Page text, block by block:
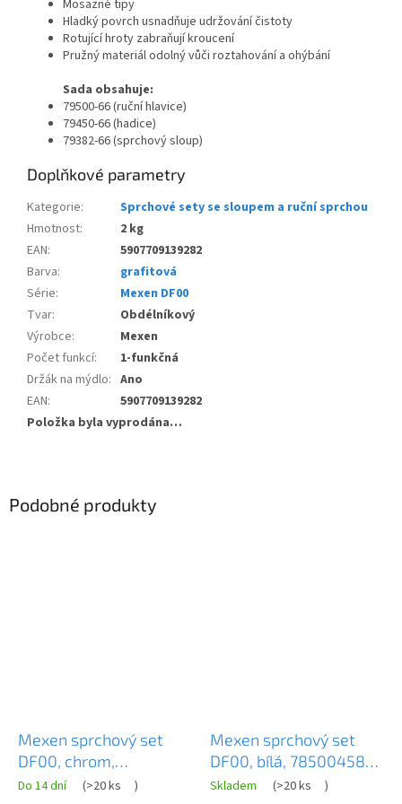
Mosazné tipy
Hladký povrch usnadňuje udržování čistoty
Rotující hroty zabraňují kroucení
Pružný materiál odolný vůči roztahování a ohýbání
Sada obsahuje:
79500-66 (ruční hlavice)
79450-66 (hadice)
79382-66 (sprchový sloup)
Doplňkové parametry
Kategorie:
Sprchové sety se sloupem a ruční sprchou
Hmotnost:
2 kg
EAN:
5907709139282
Barva:
grafitová
Série:
Mexen DF00
Tvar:
Obdélníkový
Výrobce:
Mexen
Počet funkcí:
1-funkčná
Držák na mýdlo: Ano
EAN:
5907709139282
Položka byla vyprodána…
Podobné produkty
Mexen sprchový set
DF00, chrom,
785004582-00
Do 14 dní (>20 ks )
Mexen sprchový set
DF00, bílá, 785004582-
20
Skladem (>20 ks )